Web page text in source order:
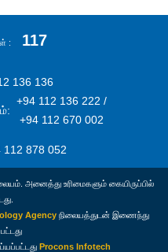
117
136 136
+94 112 136 222 /
+94 112 670 002
878 052
அனைத்து உரிமைகளும் கையிருப்பில்
Agencyநிலையத்துடன் இணைந்து
Procons Infotech